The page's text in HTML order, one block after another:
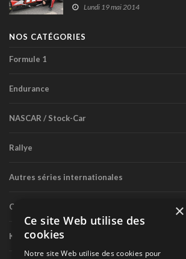
Lundi 19 mai 2014
NOS CATÉGORIES
Formule 1
Endurance
NASCAR / Stock-Car
Rallye
Autres séries internationales
Circuit routier canadien
Karting
×
Ce site Web utilise des
cookies
Notre site Web utilise des cookies pour